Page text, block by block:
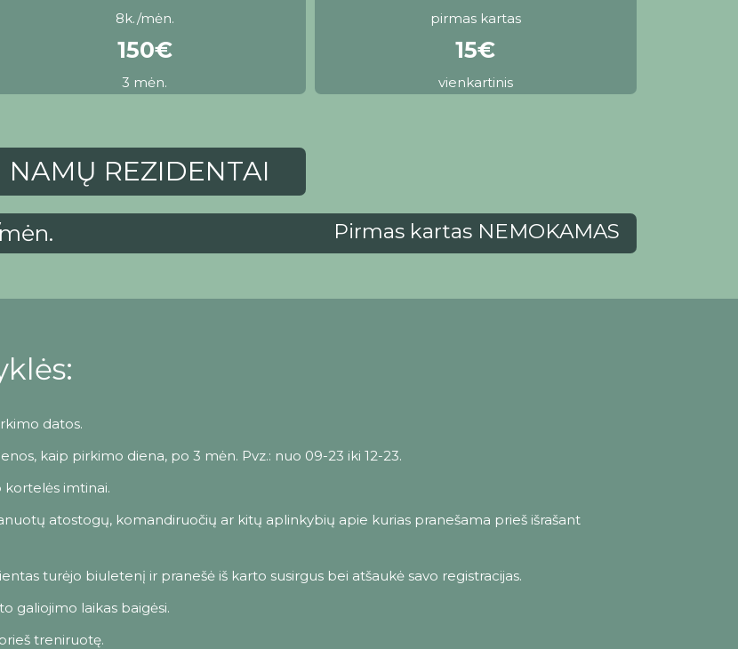
8k./mėn.
150€
3 mėn.
pirmas kartas
15€
vienkartinis
NAMŲ REZIDENTAI
Pirmas kartas NEMOKAMAS
datos.
kaip pirkimo diena, po 3 mėn. Pvz.: nuo 09-23 iki 12-23.
imtinai.
atostogų, komandiruočių ar kitų aplinkybių apie kurias pranešama prieš išrašant
turėjo biuletenį ir pranešė iš karto susirgus bei atšaukė savo registracijas.
galiojimo laikas baigėsi.
treniruotę.